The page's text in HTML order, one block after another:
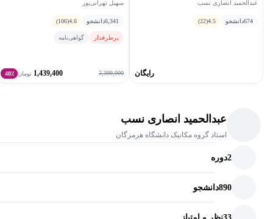
عبدالحمید انصاری نسب
674دانشجو 4.5
(22)
رایگان
سهیل تهرانی‌پور
6,341دانشجو 4.6
(106)
پرطرفدار گواهی‌نامه
2,399,000
1,439,400 تومان 40٪
عبدالحمید انصاری نسب
استاد گروه مکانیک دانشگاه هرمزگان
2دوره
890دانشجو